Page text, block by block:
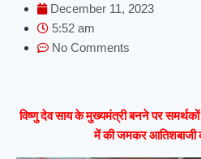
December 11, 2023
5:52 am
No Comments
विष्णु देव साय के मुख्यमंत्री बनने पर
में की जमकर आतिशबाजी